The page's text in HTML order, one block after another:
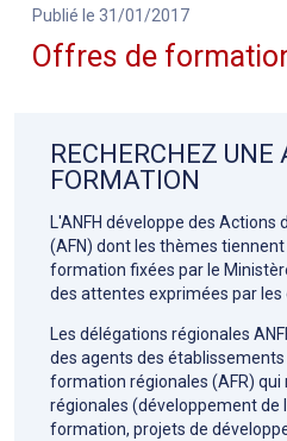
Publié le 31/01/2017
Offres de
RECHERCHEZ UNE
FORMATION
L'ANFH développe des
(AFN) dont les thèmes
formation fixées par le
des attentes exprimées par
Les délégations régionales
des agents des
formation régionales (AFR)
régionales (développement de
formation, projets de